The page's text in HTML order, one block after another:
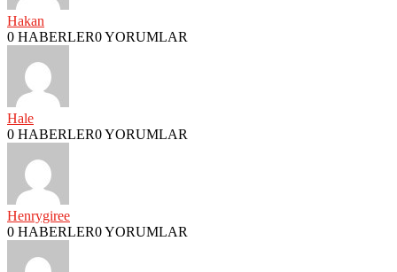
Hakan
0 HABERLER0 YORUMLAR
Hale
0 HABERLER0 YORUMLAR
Henrygiree
0 HABERLER0 YORUMLAR